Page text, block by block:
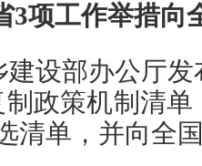
3项工作举措向
建设部办公厅
政策机制清
清单，并向全